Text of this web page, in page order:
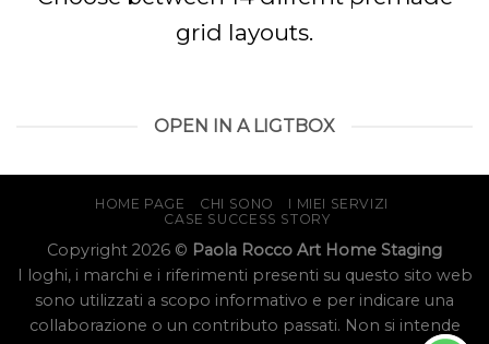
grid layouts.
OPEN IN A LIGTBOX
HOME PAGE CHI SONO
I MIEI SERVIZI
CASE SUCCESS STORY
Copyright 2026 © Paola Rocco Art Home Staging
I loghi, i marchi e i riferimenti presenti su questo sito web
sono utilizzati a scopo informativo e per indicare una
collaborazione o un contributo passati. Non si intende